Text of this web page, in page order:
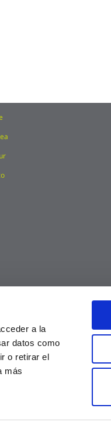
a la
datos como
o retirar el
más